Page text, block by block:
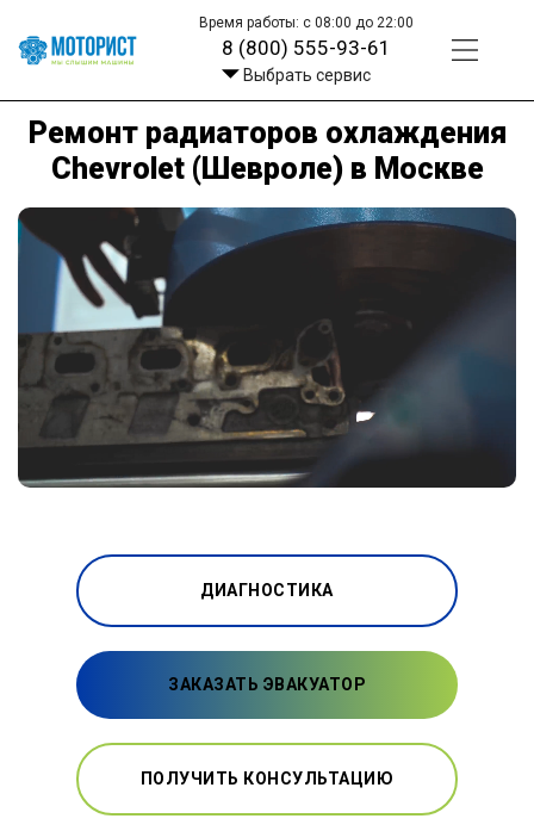
Время работы: с 08:00 до 22:00
8 (800) 555-93-61
Выбрать сервис
Ремонт радиаторов охлаждения
Chevrolet (Шевроле) в Москве
ДИАГНОСТИКА
ЗАКАЗАТЬ ЭВАКУАТОР
ПОЛУЧИТЬ КОНСУЛЬТАЦИЮ